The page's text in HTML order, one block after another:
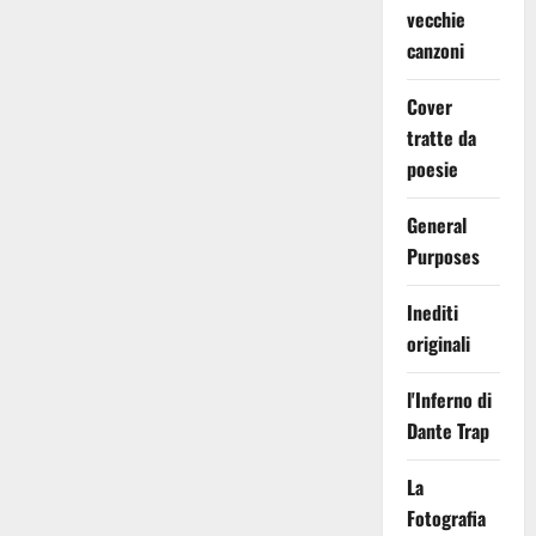
vecchie
canzoni
Cover
tratte da
poesie
General
Purposes
Inediti
originali
l'Inferno di
Dante Trap
La
Fotografia